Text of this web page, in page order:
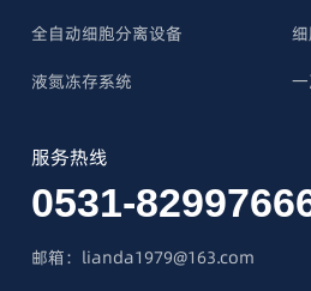
全自动细胞分离设备
液氮冻存系统
服务热线
0531-
邮箱：lianda1979@163.com